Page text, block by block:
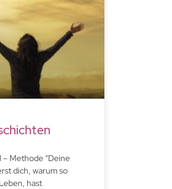
– Methode “Deine
dich, warum so
hast